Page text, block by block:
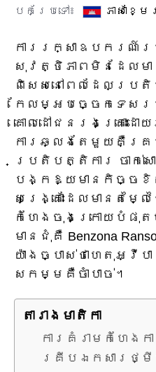
បកប្រែទៅ៖
ភាសាខ្មែរ
ការរក្សាឧបករណ៍
សុវត្ថិភាពមិនដែលមាន
ពិសេសនៅពេលដែលប្រ
កែលម្អបច្ចេកទេ
គោលដៅជនរងគ្រោះដោយ
ការឆ្លងតែមួយគឺគ្រ
ប្រតិបត្តិការ ចាក់
បង្កឱ្យមានកិច្ចខិ
សង្គ្រោះដែលមានតម្ល
កំហែងចុងក្រោយបំផុត
មានជុំគឺ Benzona
យ៉ាងច្បាស់ថាហេតុអ្វីបា
សកម្មគឺចាំបាច់។
តារាង​មាតិកា
ការគំរាមកំហែងក
គ្រីបឯកសារថ្មីប